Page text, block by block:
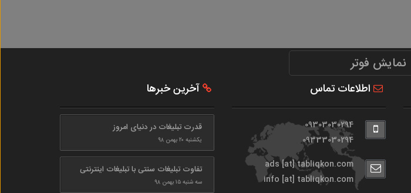
نمایش فوتر
اطلاعات تماس
09303030294
09333030294
ads [at] tabliqkon.com
info [at] tabliqkon.com
آخرین خبرها
قدرت تبلیغات در دنیای امروز
یکشنبه ۲۰ بهمن ۹۸
تفاوت تبلیغات سنتی با تبلیغات اینترنتی
سه شنبه ۱۵ بهمن ۹۸